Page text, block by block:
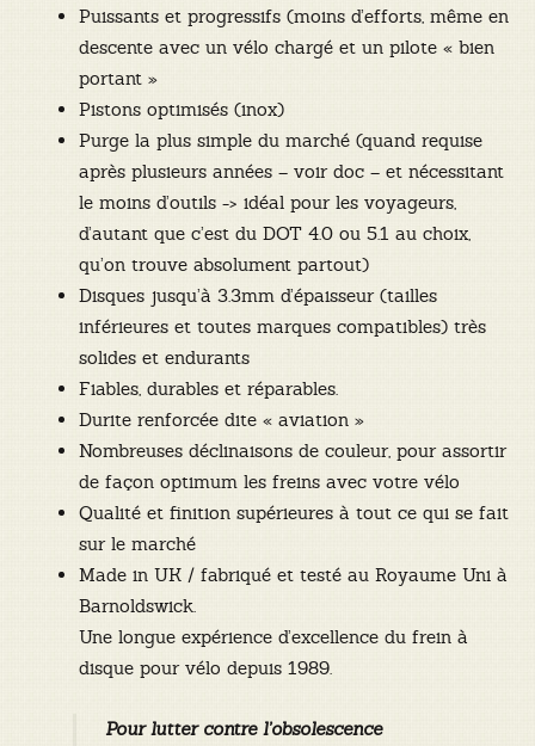
Puissants et progressifs (moins d’efforts, même en
descente avec un vélo chargé et un pilote « bien
portant »
Pistons optimisés (inox)
Purge la plus simple du marché (quand requise
après plusieurs années – voir doc – et nécessitant
le moins d’outils -> idéal pour les voyageurs,
d’autant que c’est du DOT 4.0 ou 5.1 au choix,
qu’on trouve absolument partout)
Disques jusqu’à 3.3mm d’épaisseur (tailles
inférieures et toutes marques compatibles) très
solides et endurants
Fiables, durables et réparables.
Durite renforcée dite « aviation »
Nombreuses déclinaisons de couleur, pour assortir
de façon optimum les freins avec votre vélo
Qualité et finition supérieures à tout ce qui se fait
sur le marché
Made in UK / fabriqué et testé au Royaume Uni à
Barnoldswick.
Une longue expérience d’excellence du frein à
disque pour vélo depuis 1989.
Pour lutter contre l’obsolescence